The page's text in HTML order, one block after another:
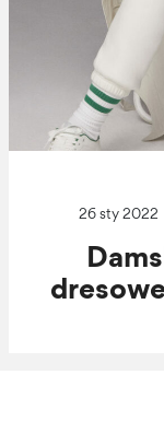
26 sty 2022